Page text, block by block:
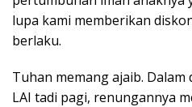
lupa kami memberikan
berlaku.
Tuhan memang ajaib. Dalam
LAI tadi pagi, renungannya